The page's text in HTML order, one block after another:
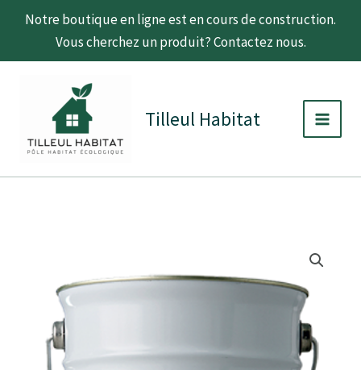
Notre boutique en ligne est en cours de construction.
Vous cherchez un produit? Contactez nous.
Aller
Tilleul Habitat
ib
de
15,75 €